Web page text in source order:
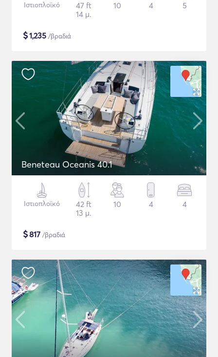
Ιστιοπλοϊκό
47 ft
14 μ.
10 4 5
$1,235 /βραδιά
Beneteau Oceanis 40.1
Ιστιοπλοϊκό
42 ft
13 μ.
10 4 4
$817 /βραδιά